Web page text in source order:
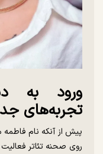
ورود به
تجربه‌های
پیش از آنکه نام
روی صحنه تئاتر